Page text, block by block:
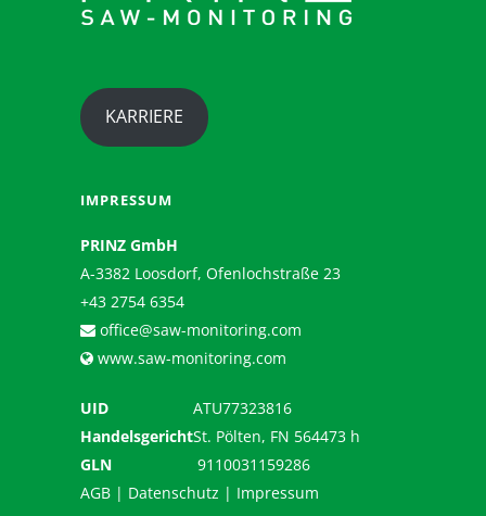
KARRIERE
IMPRESSUM
PRINZ GmbH
A-3382 Loosdorf, Ofenlochstraße 23
+43 2754 6354
office@saw-monitoring.com
www.saw-monitoring.com
UID
ATU77323816
HandelsgerichtSt. Pölten, FN 564473 h
GLN
9110031159286
AGB | Datenschutz | Impressum